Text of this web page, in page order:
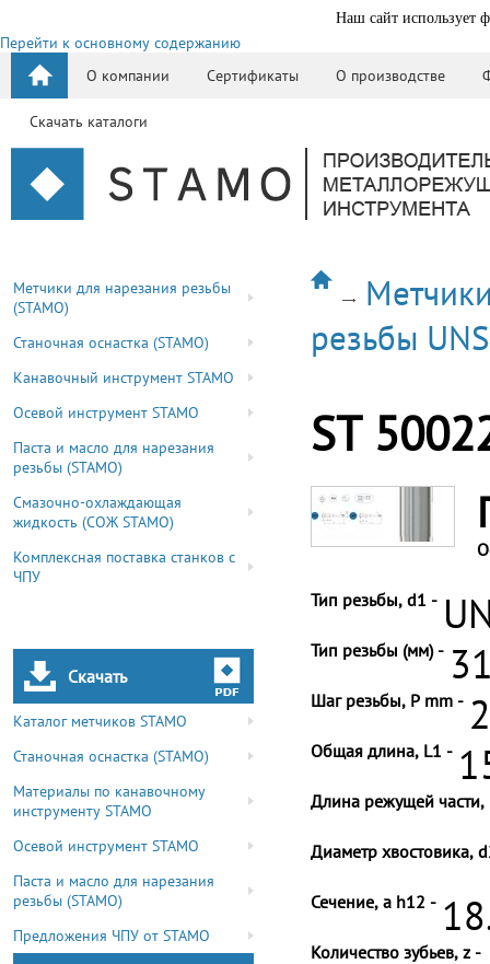
Наш сайт использует
Перейти к основному содержанию
О компании
Сертификаты О производстве
Скачать каталоги
Метчики для нарезания резьбы
(STAMO)
Станочная оснастка (STAMO)
Канавочный инструмент STAMO
Осевой инструмент STAMO
Паста и масло для нарезания
резьбы (STAMO)
Смазочно-охлаждающая
жидкость (СОЖ STAMO)
Комплексная поставка станков с
ЧПУ
Скачать
Каталог метчиков STAMO
Станочная оснастка (STAMO)
Материалы по канавочному
инструменту STAMO
Осевой инструмент STAMO
Паста и масло для нарезания
резьбы (STAMO)
Предложения ЧПУ от STAMO
резьбы
ST
Тип резьбы, d1 -
Тип резьбы (мм) -
Шаг резьбы, P mm -
Общая длина, L1 -
Длина режущей части,
Диаметр хвостовика,
Сечение, a h12 -
Количество зубьев, z -